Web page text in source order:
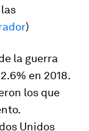
)
la guerra
en 2018.
los que
Unidos